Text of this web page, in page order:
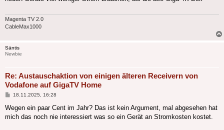
Magenta TV 2.0
CableMax1000
Säntis
Newbie
Re: Austauschaktion von einigen älteren Receivern von
Vodafone auf GigaTV Home
Beitrag
18.11.2025, 16:28
Wegen ein paar Cent im Jahr? Das ist kein Argument, mal abgesehen hat
mich das noch nie interessiert was so ein Gerät an Stromkosten kostet.